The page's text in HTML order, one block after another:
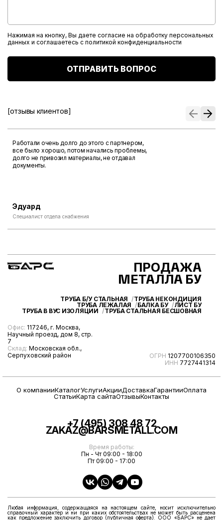
Нажимая на кнопку, Вы даете согласие на обработку персональных
данных и соглашаетесь с политикой конфиденциальности
ОТПРАВИТЬ ВОПРОС
[отзывы клиентов]
Работали очень долго до этого с партнером,
все было хорошо, потом начались проблемы,
долго не привозил материалы, не отдавал
документы.
Эдуард
Специалист отдела снабжения
Офис: 117246, г. Москва,
Научный проезд, дом 8, стр.
7
Склад: Московская обл.,
Серпуховский район
ОГРН 1207700106350
ИНН 7727441314
ПРОДАЖА
МЕТАЛЛА БУ
ТРУБА Б/У СТАЛЬНАЯ
ТРУБА НЕКОНДИЦИЯ
ТРУБА ЛЕЖАЛАЯ
БАЛКА БУ
ЛИСТ БУ
ТРУБА В ВУС ИЗОЛЯЦИИ
ТРУБА СТАЛЬНАЯ БЕСШОВНАЯ
О компанииКаталогУслугиАкцииДоставкаГарантииОплата
СтатьиКарта сайтаОтзывыКонтакты
+7 (495) 308 48 72
ZAKAZ@BARSMETALL.COM
Время работы:
Пн - Чт 09:00 - 18:00
Пт 09:00 - 17:00
Любая информация, содержащаяся на настоящем сайте, носит исключительно
справочный характер и ни при каких обстоятельствах не может быть расценена
как предложение заключить договор (публичная оферта). ООО «БАРС» не дает